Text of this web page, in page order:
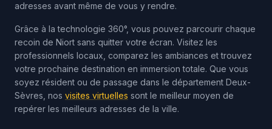
adresses avant même de vous y rendre.
Grâce à la technologie 360°, vous pouvez parcourir chaque
recoin de Niort sans quitter votre écran. Visitez les
professionnels locaux, comparez les ambiances et trouvez
votre prochaine destination en immersion totale. Que vous
soyez résident ou de passage dans le département Deux-
Sèvres, nos visites virtuelles sont le meilleur moyen de
repérer les meilleurs adresses de la ville.